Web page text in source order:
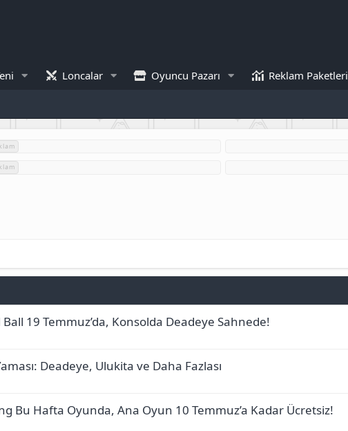
Loncalar Oyuncu Pazarı Reklam Paketleri
19 Temmuz’da, Konsolda Deadeye Sahnede!
Deadeye, Ulukita ve Daha Fazlası
Bu Hafta Oyunda, Ana Oyun 10 Temmuz’a Kadar Ücretsiz!